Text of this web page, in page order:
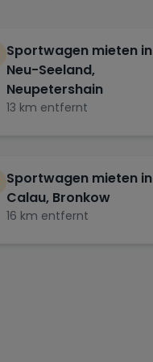
Sportwagen mieten in
Neu-Seeland,
Neupetershain
13 km entfernt
Sportwagen mieten in
Calau, Bronkow
16 km entfernt